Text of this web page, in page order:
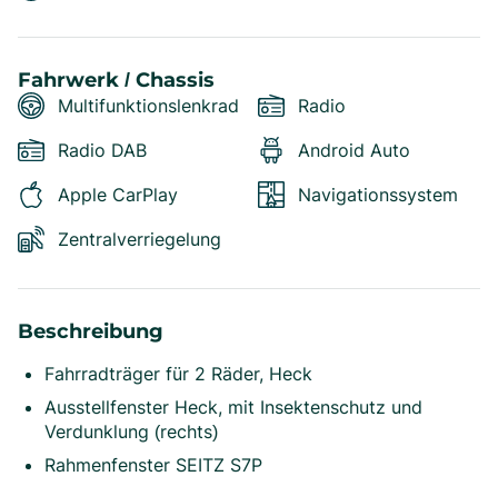
Fahrwerk / Chassis
Multifunktionslenkrad
Radio
Radio DAB
Android Auto
Apple CarPlay
Navigationssystem
Zentralverriegelung
Beschreibung
Fahrradträger für 2 Räder, Heck
Ausstellfenster Heck, mit Insektenschutz und
Verdunklung (rechts)
Rahmenfenster SEITZ S7P